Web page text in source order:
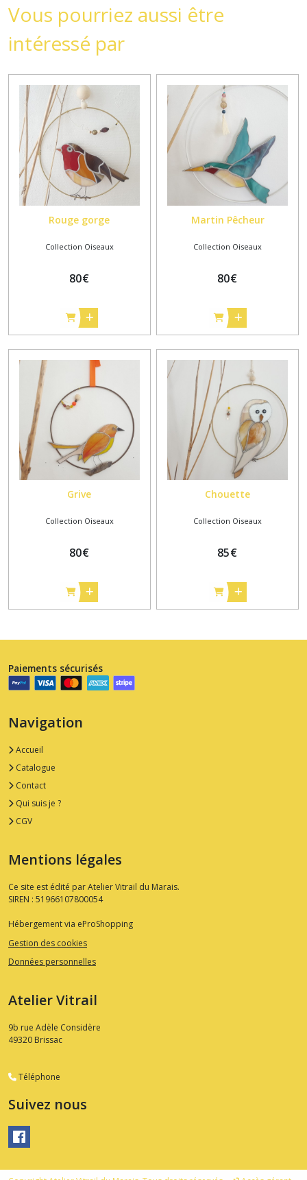
Vous pourriez aussi être
intéressé par
Rouge gorge
Collection Oiseaux
80€
Martin Pêcheur
Collection Oiseaux
80€
Grive
Collection Oiseaux
80€
Chouette
Collection Oiseaux
85€
Paiements sécurisés
Navigation
Accueil
Catalogue
Contact
Qui suis je ?
CGV
Mentions légales
Ce site est édité par Atelier Vitrail du Marais.
SIREN : 51966107800054
Hébergement via eProShopping
Gestion des cookies
Données personnelles
Atelier Vitrail
9b rue Adèle Considère
49320 Brissac
Téléphone
Suivez nous